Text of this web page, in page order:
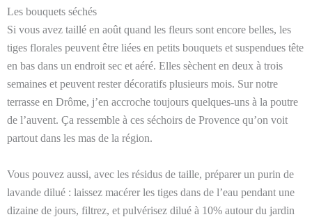
Les bouquets séchés
Si vous avez taillé en août quand les fleurs sont encore belles, les
tiges florales peuvent être liées en petits bouquets et suspendues tête
en bas dans un endroit sec et aéré. Elles sèchent en deux à trois
semaines et peuvent rester décoratifs plusieurs mois. Sur notre
terrasse en Drôme, j’en accroche toujours quelques-uns à la poutre
de l’auvent. Ça ressemble à ces séchoirs de Provence qu’on voit
partout dans les mas de la région.
Vous pouvez aussi, avec les résidus de taille, préparer un purin de
lavande dilué : laissez macérer les tiges dans de l’eau pendant une
dizaine de jours, filtrez, et pulvérisez dilué à 10% autour du jardin